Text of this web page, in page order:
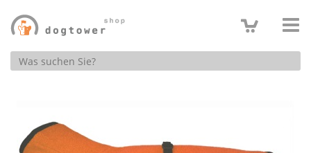
Produktsuche